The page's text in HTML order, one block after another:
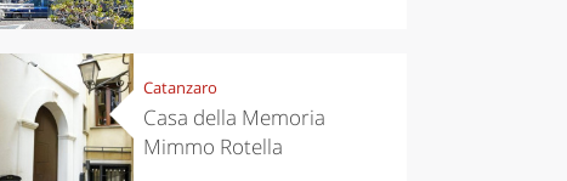
Experiences
Catanzaro
Casa della Memoria
Mimmo Rotella